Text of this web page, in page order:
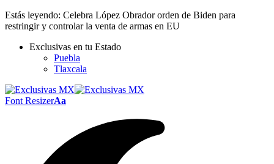
Estás leyendo: Celebra López Obrador orden de Biden para
restringir y controlar la venta de armas en EU
Exclusivas en tu Estado
Puebla
Tlaxcala
Font ResizerAa